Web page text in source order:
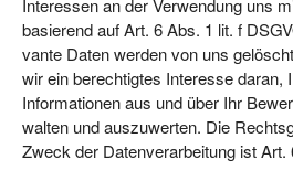
Inter­es­sen an der Ver­wen­dung uns
basie­rend auf Art. 6 Abs. 1 lit. f
van­te Daten wer­den von uns
wir ein berech­tig­tes Inter­es­se dar­an,
Infor­ma­tio­nen aus und über Ihr
wal­ten und aus­zu­wer­ten. Die
Zweck der Daten­ver­ar­bei­tung ist Art.